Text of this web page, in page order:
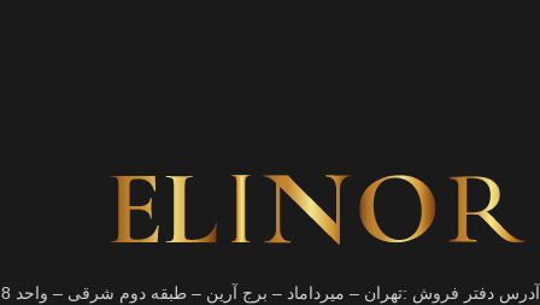
آدرس دفتر فروش :تهران – میرداماد – برج آرین – طبقه دوم شرقی – واحد 8